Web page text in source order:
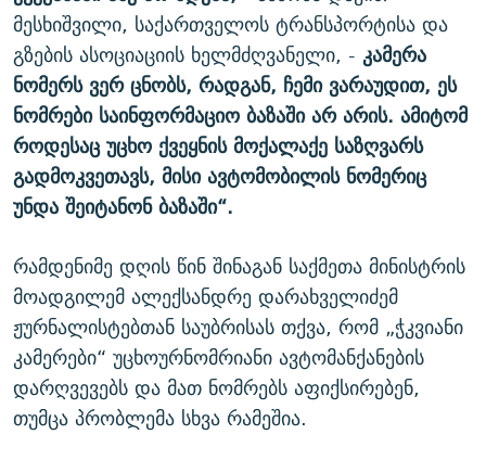
მესხიშვილი, საქართველოს ტრანსპორტისა და
გზების ასოციაციის ხელმძღვანელი, - კამერა
ნომერსვერცნობს, რადგან, ჩემივარაუდით, ეს
ნომრები საინფორმაციობაზაში არ არის. ამიტომ
როდესაცუცხო ქვეყნისმოქალაქე საზღვარს
გადმოკვეთავს, მისი ავტომობილის ნომერიც
უნდაშეიტანონბაზაში“.
რამდენიმე დღის წინ შინაგან საქმეთა მინისტრის
მოადგილემ ალექსანდრე დარახველიძემ
ჟურნალისტებთან საუბრისას თქვა, რომ „ჭკვიანი
კამერები“ უცხოურნომრიანი ავტომანქანების
დარღვევებს და მათ ნომრებს აფიქსირებენ,
თუმცა პრობლემა სხვა რამეშია.